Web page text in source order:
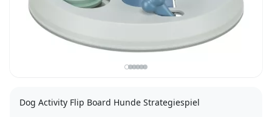
Dog Activity Flip Board Hunde Strategiespiel